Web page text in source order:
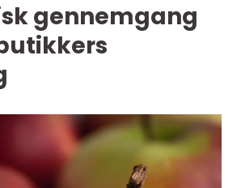
gennemgang